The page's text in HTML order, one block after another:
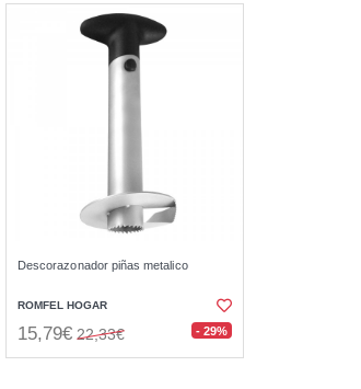
Descorazonador piñas metalico
ROMFEL HOGAR
15,79€ 22,33€ - 29%